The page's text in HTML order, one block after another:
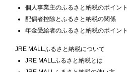
個人事業主のふるさと納税のポイント
配偶者控除とふるさと納税の関係
年金受給者のふるさと納税のポイント
JRE MALLふるさと納税について
JRE MALLふるさと納税とは